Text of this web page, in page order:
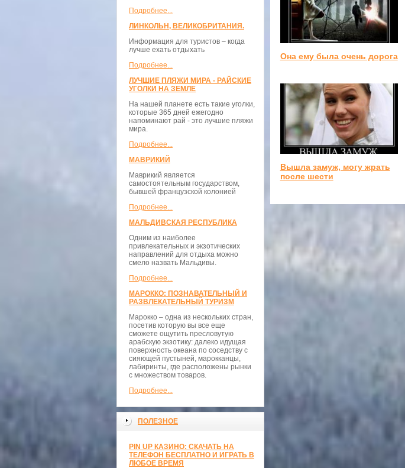
Подробнее...
ЛИНКОЛЬН, ВЕЛИКОБРИТАНИЯ.
Информация для туристов – когда
лучше ехать отдыхать
Подробнее...
ЛУЧШИЕ ПЛЯЖИ МИРА - РАЙСКИЕ
УГОЛКИ НА ЗЕМЛЕ
На нашей планете есть такие уголки,
которые 365 дней ежегодно
напоминают рай - это лучшие пляжи
мира.
Подробнее...
МАВРИКИЙ
Маврикий является
самостоятельным государством,
бывшей французской колонией
Подробнее...
МАЛЬДИВСКАЯ РЕСПУБЛИКА
Одним из наиболее
привлекательных и экзотических
направлений для отдыха можно
смело назвать Мальдивы.
Подробнее...
МАРОККО: ПОЗНАВАТЕЛЬНЫЙ И
РАЗВЛЕКАТЕЛЬНЫЙ ТУРИЗМ
Марокко – одна из нескольких стран,
посетив которую вы все еще
сможете ощутить пресловутую
арабскую экзотику: далеко идущая
поверхность океана по соседству с
сияющей пустыней, марокканцы,
лабиринты, где расположены рынки
с множеством товаров.
Подробнее...
ПОЛЕЗНОЕ
PIN UP КАЗИНО: СКАЧАТЬ НА
ТЕЛЕФОН БЕСПЛАТНО И ИГРАТЬ В
ЛЮБОЕ ВРЕМЯ
Она ему была очень дорога
Вышла замуж, могу жрать
после шести